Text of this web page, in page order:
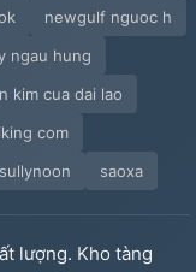
newgulf nguoc h
ngau hung
kim cua dai lao
com
sullynoon saoxa
lượng. Kho tàng